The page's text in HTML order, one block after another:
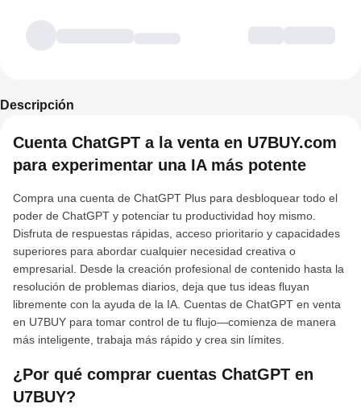
Descripción
Cuenta ChatGPT a la venta en U7BUY.com
para experimentar una IA más potente
Compra una cuenta de ChatGPT Plus para desbloquear todo el
poder de ChatGPT y potenciar tu productividad hoy mismo.
Disfruta de respuestas rápidas, acceso prioritario y capacidades
superiores para abordar cualquier necesidad creativa o
empresarial. Desde la creación profesional de contenido hasta la
resolución de problemas diarios, deja que tus ideas fluyan
libremente con la ayuda de la IA. Cuentas de ChatGPT en venta
en U7BUY para tomar control de tu flujo—comienza de manera
más inteligente, trabaja más rápido y crea sin límites.
¿Por qué comprar cuentas ChatGPT en
U7BUY?